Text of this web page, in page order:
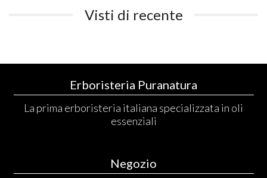
Visti di recente
Erboristeria Puranatura
La prima erboristeria italiana specializzata in oli
essenziali
Negozio